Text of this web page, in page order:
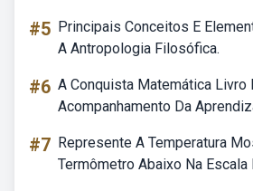
#5 Principais Conceitos E
A Antropologia Filosófica.
#6 A Conquista Matemática Livro
Acompanhamento Da
#7 Represente A Temperatura
Termômetro Abaixo Na Escala